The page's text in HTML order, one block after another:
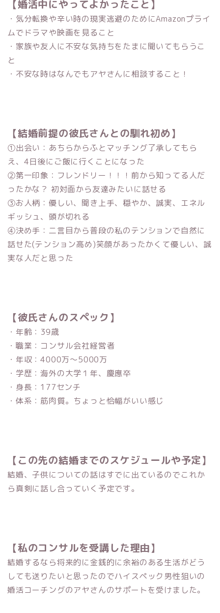
【婚活中にやってよかったこと】
・気分転換や辛い時の現実逃避のためにAmazonプライ
ムでドラマや映画を見ること
・家族や友人に不安な気持ちをたまに聞いてもらうこ
と
・不安な時はなんでもアヤさんに相談すること！
【結婚前提の彼氏さんとの馴れ初め】
①出会い：あちらからふとマッチング了承してもら
え、4日後にご飯に行くことになった
②第一印象：フレンドリー！！！前から知ってる人だ
ったかな？ 初対面から友達みたいに話せる
③お人柄：優しい、聞き上手、穏やか、誠実、エネル
ギッシュ、頭が切れる
④決め手：二言目から普段の私のテンションで自然に
話せた(テンション高め)笑顔があったかくて優しい、誠
実な人だと思った
【彼氏さんのスペック】
・年齢：39歳
・職業：コンサル会社経営者
・年収：4000万～5000万
・学歴：海外の大学１年、慶應卒
・身長：177センチ
・体系：筋肉質。ちょっと恰幅がいい感じ
【この先の結婚までのスケジュールや予定】
結婚、子供についての話はすでに出ているのでこれか
ら真剣に話し合っていく予定です。
【私のコンサルを受講した理由】
結婚するなら将来的に金銭的に余裕のある生活がどう
しても送りたいと思ったのでハイスペック男性狙いの
婚活コーチングのアヤさんのサポートを受けました。